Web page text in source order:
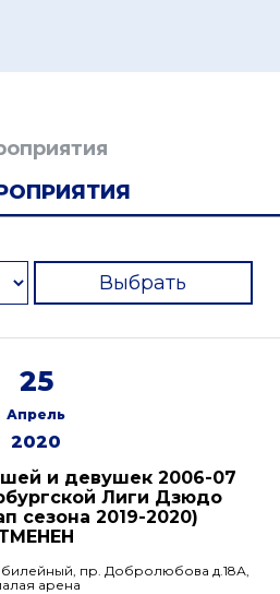
Выбрать
25
Апрель
2020
и девушек 2006-07
Лиги Дзюдо
сезона 2019-2020)
пр. Добролюбова д.18А,
арена